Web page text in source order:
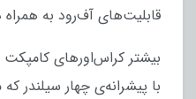
قابلیت‌های آف‌رود به همراه
بیشتر کراس‌اورهای
با پیشرانه‌ی چهار سیلندر